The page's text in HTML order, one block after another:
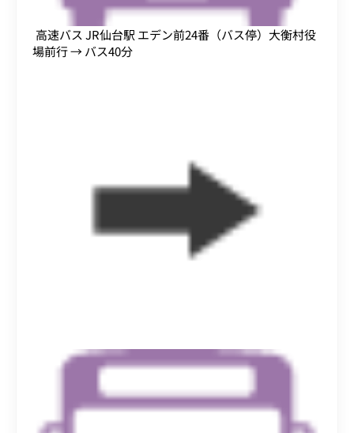
高速バス JR仙台駅 エデン前24番（バス停）大衡村役
場前行 → バス40分